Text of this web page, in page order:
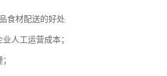
食材配送的好处
人工运营成本；